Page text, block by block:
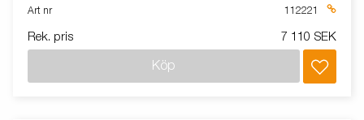
Art nr 112221
Rek. pris 7 110 SEK
Köp